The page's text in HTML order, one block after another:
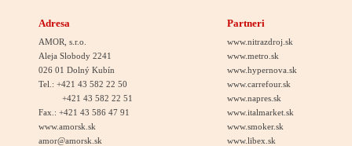
Adresa
AMOR, s.r.o.
Aleja Slobody 2241
026 01 Dolný Kubín
Tel.: +421 43 582 22 50
+421 43 582 22 51
Fax.: +421 43 586 47 91
www.amorsk.sk
amor@amorsk.sk
Partneri
www.nitrazdroj.sk
www.metro.sk
www.hypernova.sk
www.carrefour.sk
www.napres.sk
www.italmarket.sk
www.smoker.sk
www.libex.sk